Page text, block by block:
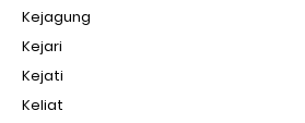
Kejagung
Kejari
Kejati
Keliat